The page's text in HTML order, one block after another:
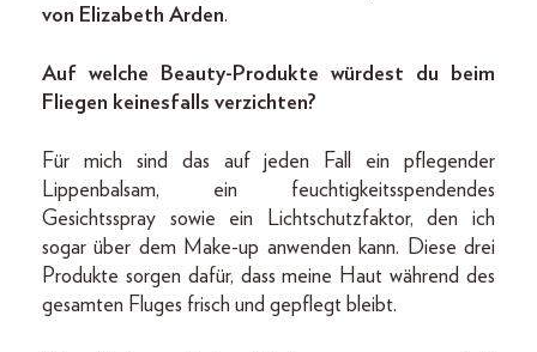
von Elizabeth Arden.
Auf welche Beauty-Produkte würdest du beim
Fliegen keinesfalls verzichten?
Für mich sind das auf jeden Fall ein pflegender
Lippenbalsam, ein feuchtigkeitsspendendes
Gesichtsspray sowie ein Lichtschutzfaktor, den ich
sogar über dem Make-up anwenden kann. Diese drei
Produkte sorgen dafür, dass meine Haut während des
gesamten Fluges frisch und gepflegt bleibt.